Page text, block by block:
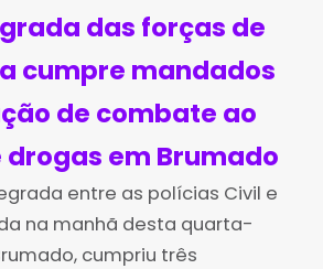
das forças de
cumpre mandados
de combate ao
em Brumado
entre as polícias Civil e
na manhã desta quarta-
cumpriu três